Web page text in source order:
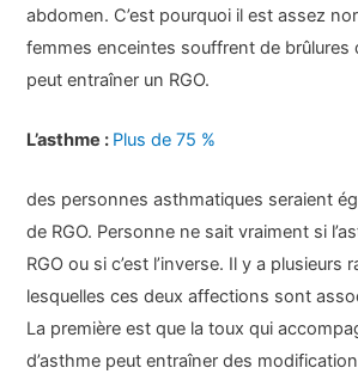
abdomen. C’est pourquoi il est assez
femmes enceintes souffrent de brûlures
peut entraîner un RGO.
L’asthme : Plus de 75 %
des personnes asthmatiques seraient
de RGO. Personne ne sait vraiment si
RGO ou si c’est l’inverse. Il y a plusieurs
lesquelles ces deux affections sont
La première est que la toux qui
d’asthme peut entraîner des